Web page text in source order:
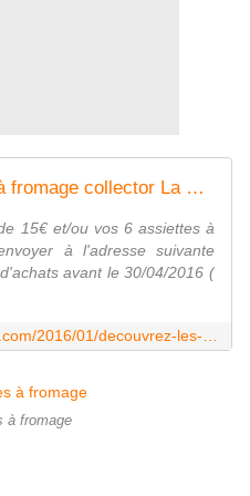
Découvrez les assiettes à fromage collector La Vache qui rit® - Miss Bons Plans Zaza - M.B.P.Z
15€ et/ou vos 6 assiettes à
à l'adresse suivante
avant le 30/04/2016 (
à fromage